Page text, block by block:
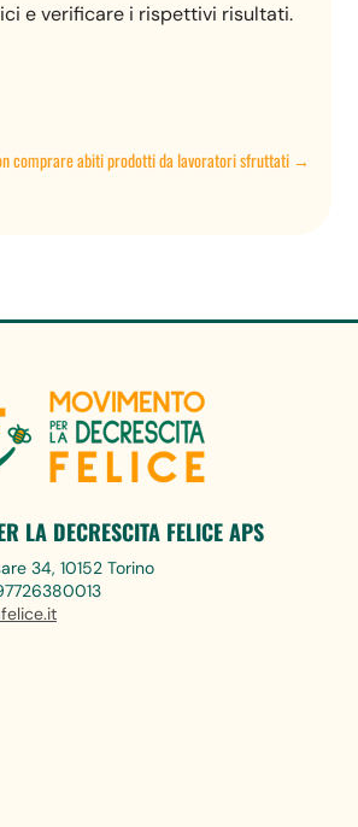
e verificare i rispettivi risultati.
comprare abiti prodotti da lavoratori sfruttati→
LA DECRESCITA FELICE APS
34, 10152 Torino